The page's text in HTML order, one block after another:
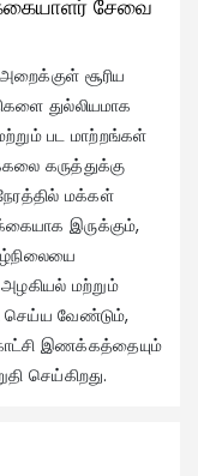
சேவை
சூரிய
துல்லியமாக
பட மாற்றங்கள்
கருத்துக்கு
மக்கள்
இருக்கும்,
அழகியல் மற்றும்
செய்ய வேண்டும்,
காட்சி இணக்கத்தையும்
செய்கிறது.